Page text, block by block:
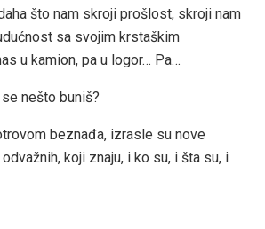
što nam skroji prošlost, skroji nam
sa svojim krstaškim
u kamion, pa u logor… Pa…
nešto buniš?
beznađa, izrasle su nove
koji znaju, i ko su, i šta su, i